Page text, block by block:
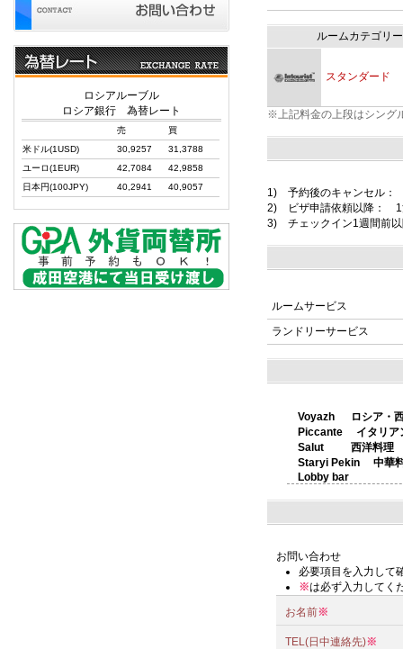
ルームカテゴリー
スタンダード
※上記料金の上段はシング
1) 予約後のキャンセル：
2) ビザ申請依頼以降： 1
3) チェックイン1週間前
ルームサービス
ランドリーサービス
Voyazh ロシア・
Piccante イタリア
Salut 西洋料理
Staryi Pekin 中華
Lobby bar
お問い合わせ
必要項目を入力して
※は必ず入力してく
お名前※
TEL(日中連絡先)※
ロシアルーブル
ロシア銀行 為替レート
売
買
米ドル(1USD)
30,9257
31,3788
ユーロ(1EUR)
42,7084
42,9858
日本円(100JPY)
40,2941 40,9057